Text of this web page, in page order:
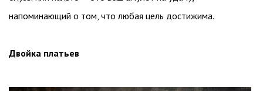
напоминающий о том, что любая цель достижима.
Двойка платьев